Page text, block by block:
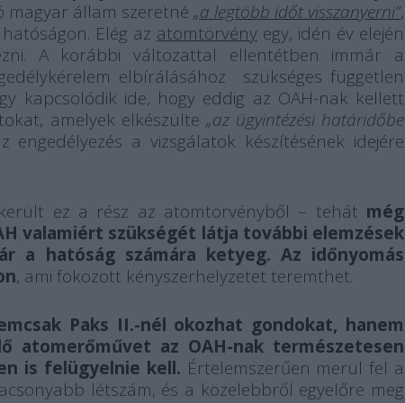
magyar állam szeretné „a legtöbb időt visszanyerni”,
Elég az atomtörvény egy, idén év elején
A korábbi változattal ellentétben immár a
elbírálásához szükséges független
kapcsolódik ide, hogy eddig az OAH-nak kellett
amelyek elkészülte „az ügyintézési határidőbe
a vizsgálatok készítésének idejére
ez a rész az atomtörvényből – tehát még
valamiért szükségét látja további elemzések
a hatóság számára ketyeg. Az időnyomás
, ami fokozott kényszerhelyzetet teremthet.
Paks II.-nél okozhat gondokat, hanem
atomerőművet az OAH-nak természetesen
is felügyelnie kell. Értelemszerűen merül fel a
létszám, és a közelebbről egyelőre meg